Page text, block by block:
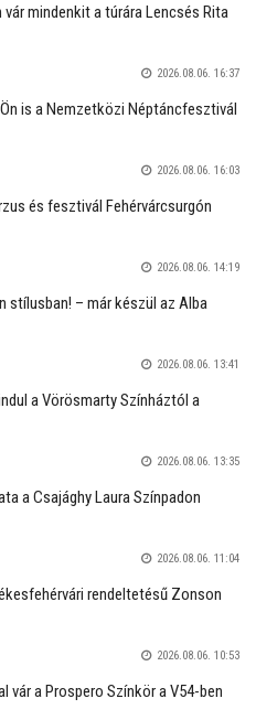
mindenkit a túrára Lencsés Rita
2026.08.06. 16:37
is a Nemzetközi Néptáncfesztivál
2026.08.06. 16:03
és fesztivál Fehérvárcsurgón
2026.08.06. 14:19
stílusban! – már készül az Alba
2026.08.06. 13:41
a Vörösmarty Színháztól a
2026.08.06. 13:35
a Csajághy Laura Színpadon
2026.08.06. 11:04
rendeltetésű Zonson
2026.08.06. 10:53
a Prospero Színkör a V54-ben